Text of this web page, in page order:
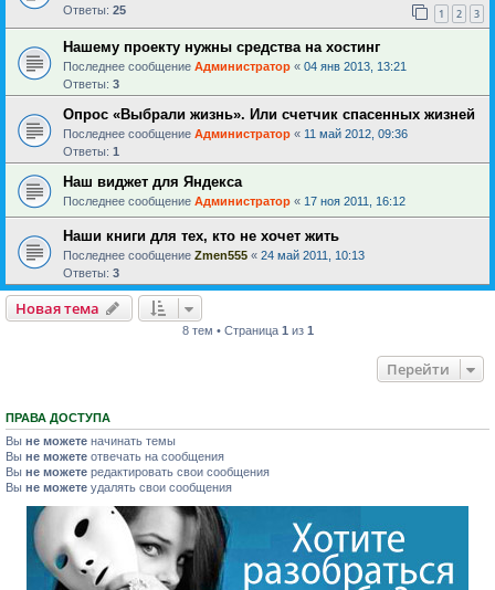
Ответы: 25 1 2 3
Нашему проекту нужны средства на хостинг
Последнее сообщение Администратор « 04 янв 2013, 13:21
Ответы: 3
Опрос «Выбрали жизнь». Или счетчик спасенных жизней
Последнее сообщение Администратор « 11 май 2012, 09:36
Ответы: 1
Наш виджет для Яндекса
Последнее сообщение Администратор « 17 ноя 2011, 16:12
Наши книги для тех, кто не хочет жить
Последнее сообщение Zmen555 « 24 май 2011, 10:13
Ответы: 3
Новая тема
8 тем • Страница 1 из 1
Перейти
ПРАВА ДОСТУПА
Вы не можете начинать темы
Вы не можете отвечать на сообщения
Вы не можете редактировать свои сообщения
Вы не можете удалять свои сообщения